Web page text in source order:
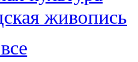
живопись